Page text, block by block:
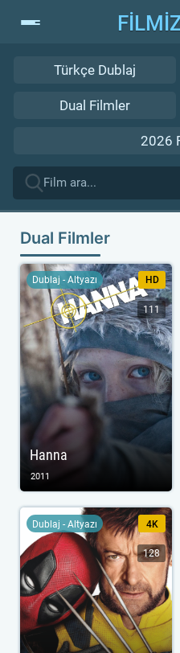
Türkçe Dublaj
Dual Filmler
2026
Dual Filmler
Hanna
Dublaj - Altyazı HD
111
2011
Dublaj - Altyazı 4K
128